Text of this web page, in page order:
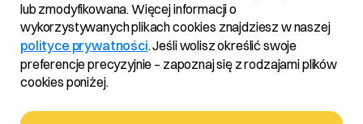
Podstawa prawna:
Art. 56 ust. 1 pkt 2 Ustawy o ofercie – informacje
bieżące i okresowe
§ 15 ust. 4 rozporządzenia z dnia 29 marca 2018 r. w
sprawie informacji bieżących i okresowych
lub zmodyfikowana. Więcej informacji o
wykorzystywanych plikach cookies znajdziesz w naszej
polityce prywatności. Jeśli wolisz określić swoje
preferencje precyzyjnie – zapoznaj się z rodzajami plików
cookies poniżej.